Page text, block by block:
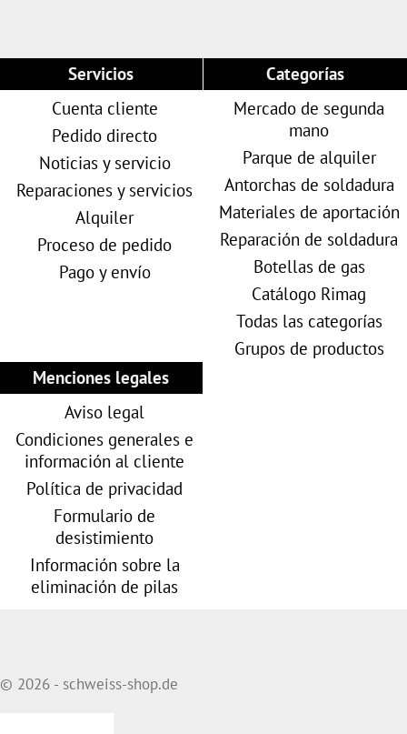
Servicios
Cuenta cliente
Pedido directo
Noticias y servicio
Reparaciones y servicios
Alquiler
Proceso de pedido
Pago y envío
Categorías
Mercado de segunda
mano
Parque de alquiler
Antorchas de soldadura
Materiales de aportación
Reparación de soldadura
Botellas de gas
Catálogo Rimag
Todas las categorías
Grupos de productos
Menciones legales
Aviso legal
Condiciones generales e
información al cliente
Política de privacidad
Formulario de
desistimiento
Información sobre la
eliminación de pilas
© 2026 - schweiss-shop.de